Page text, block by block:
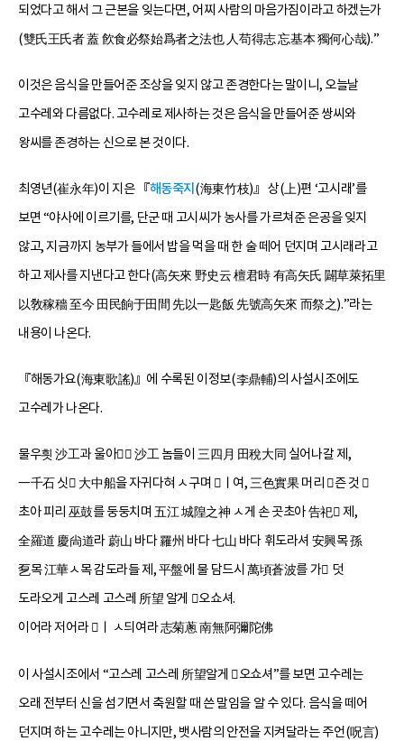
되었다고 해서 그 근본을 잊는다면, 어찌 사람의 마음가짐이라고 하겠는가
(雙氏王氏者 蓋 飮食必祭始爲者之法也 人苟得志 忘基本 獨何心哉).”
이것은 음식을 만들어준 조상을 잊지 않고 존경한다는 말이니, 오늘날
고수레와 다름없다. 고수레로 제사하는 것은 음식을 만들어준 쌍씨와
왕씨를 존경하는 신으로 본 것이다.
최영년(崔永年)이 지은 『해동죽지 (海東竹枝)』 상(上)편 ‘고시래’를
보면 “야사에 이르기를, 단군 때 고시씨가 농사를 가르쳐준 은공을 잊지
않고, 지금까지 농부가 들에서 밥을 먹을 때 한 술 떼어 던지며 고시래라고
하고 제사를 지낸다고 한다(高矢來 野史云 檀君時 有高矢氏 闢草萊拓里
以敎稼穡 至今 田民餉于田間 先以一匙飯 先號高矢來 而祭之).”라는
내용이 나온다.
『해동가요(海東歌謠)』에 수록된 이정보(李鼎輔)의 사설시조에도
고수레가 나온다.
물우흿 沙工과 울아 沙工 놈들이 三四月 田稅大同 실어나갈 제,
一千石 싯 大中船을 자귀다혀 ㅅ구며 ㅣ여, 三色實果 머리 즌 것 
초아 피리 巫鼓를 둥둥치며 五江 城隍之神 ㅅ게 손 곳초아 告祀 제,
全羅道 慶尙道라 蔚山 바다 羅州 바다 七山 바다 휘도라셔 安興목 孫
乭목 江華ㅅ목 감도라들 제, 平盤에 물 담드시 萬頃蒼波를 가 덧
도라오게 고스레 고스레 所望 알게 오쇼셔.
이어라 저어라 ㅣ ㅅ듸여라 志菊蔥 南無阿彌陀佛
이 사설시조에서 “고스레 고스레 所望알게 오쇼셔”를 보면 고수레는
오래 전부터 신을 섬기면서 축원할 때 쓴 말임을 알 수 있다. 음식을 떼어
던지며 하는 고수레는 아니지만, 뱃사람의 안전을 지켜달라는 주언(呪言)